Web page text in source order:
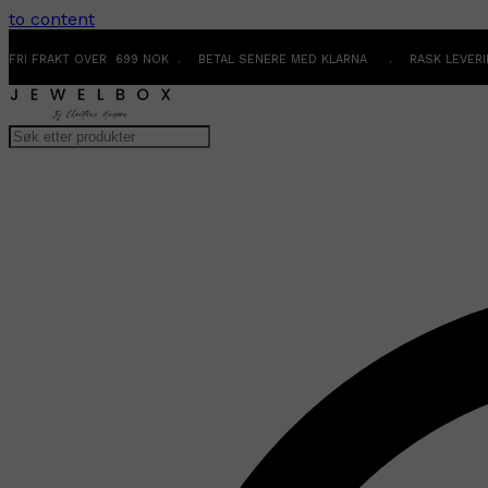
to content
FRI FRAKT OVER 699 NOK . BETAL SENERE MED KLARNA . RASK